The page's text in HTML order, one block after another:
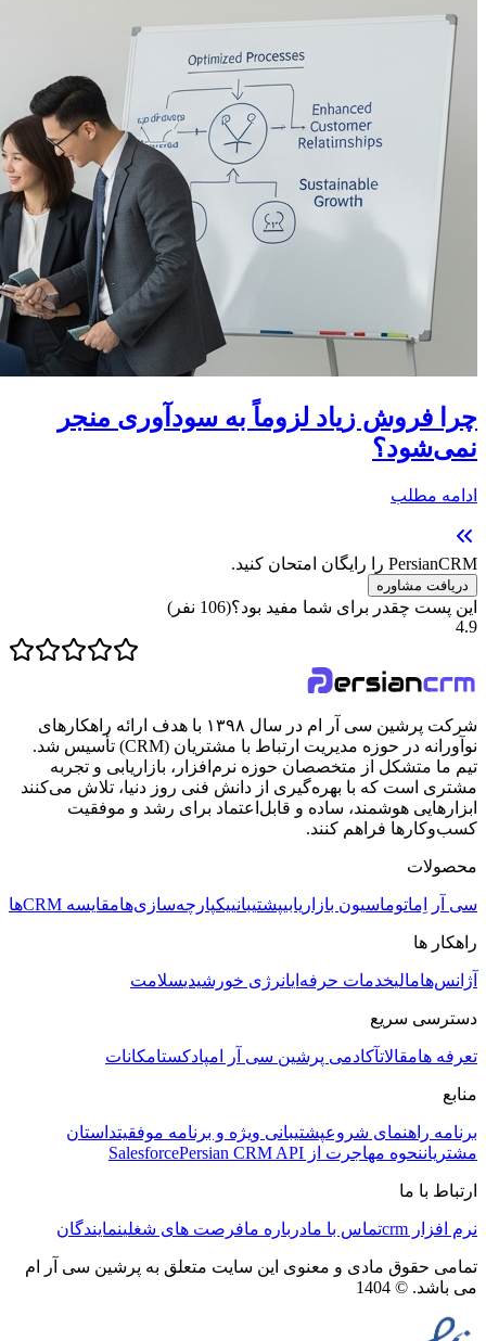
چرا فروش زیاد لزوماً به سودآوری منجر
نمی‌شود؟
ادامه مطلب
PersianCRM را رایگان امتحان کنید.
دریافت مشاوره
این پست چقدر برای شما مفید بود؟(
106 نفر)
4.9
شرکت پرشین سی آر ام در سال ۱۳۹۸ با هدف ارائه راهکارهای
نوآورانه در حوزه مدیریت ارتباط با مشتریان (CRM) تأسیس شد.
تیم ما متشکل از متخصصان حوزه نرم‌افزار، بازاریابی و تجربه
مشتری است که با بهره‌گیری از دانش فنی روز دنیا، تلاش می‌کنند
ابزارهایی هوشمند، ساده و قابل‌اعتماد برای رشد و موفقیت
کسب‌وکارها فراهم کنند.
محصولات
سی آر اِماتوماسیون بازاریابیپشتیبانییکپارچه‌سازی‌هامقایسه CRMها
راهکار ها
آژانس‌هامالیخدمات حرفه‌ایانرژی خورشیدیسلامت
دسترسی سریع
تعرفه هامقالاتآکادمی پرشین سی آر امپادکستامکانات
منابع
برنامه راهنمای شروعپشتیبانی ویژه و برنامه موفقیتداستان
مشتریاننحوه مهاجرت از Salesforce Persian CRM API
ارتباط با ما
نرم افزار crm تماس با مادرباره مافرصت های شغلینمایندگان
تمامی حقوق مادی و معنوی این سایت متعلق به پرشین سی آر ام
می باشد. © 1404